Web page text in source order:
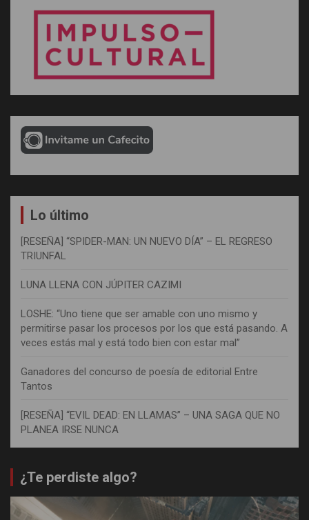
Lo último
[RESEÑA] “SPIDER-MAN: UN NUEVO DÍA” – EL REGRESO
TRIUNFAL
LUNA LLENA CON JÚPITER CAZIMI
LOSHE: “Uno tiene que ser amable con uno mismo y
permitirse pasar los procesos por los que está pasando. A
veces estás mal y está todo bien con estar mal”
Ganadores del concurso de poesía de editorial Entre
Tantos
[RESEÑA] “EVIL DEAD: EN LLAMAS” – UNA SAGA QUE NO
PLANEA IRSE NUNCA
¿Te perdiste algo?